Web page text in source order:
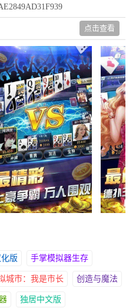
获取最新开奖动态。智能算法
策过程。
的移动端服务功能。带来便捷
能从容参与。
通过阅读海量专业文章，配合
，带给您独特的精彩体验。
备独特的分析预测体系，配备多
助您快速获取重要信息。
通多种服务渠道，操作简单高
动推送最新动态，感受服务特
深分析师定期开展线上讲解，提
续学习完善使用技巧，掌握推荐
析数据走向，优化参与体验。
点击查看
版 手掌模拟器生存
城市：我是市长 创造与魔法
独居中文版